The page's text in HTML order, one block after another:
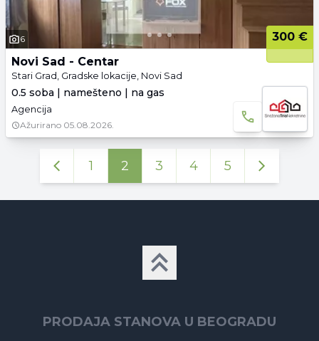
6
300 €
Novi Sad - Centar
Stari Grad, Gradske lokacije, Novi Sad
0.5 soba | namešteno | na gas
Agencija
Ažurirano 05.08.2026.
1 2 3 4 5
PRODAJA STANOVA U BEOGRADU